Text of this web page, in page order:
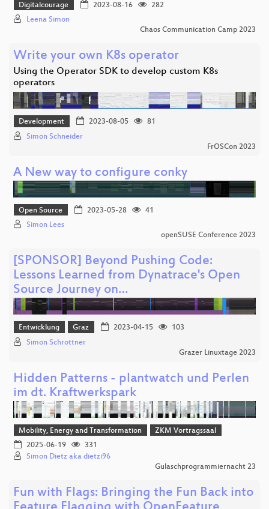
Digitalcourage 2023-08-16
282
Leena Simon
Chaos Communication Camp 2023
Write your own K8s operator
Using the Operator SDK to develop custom K8s
operators
Development 2023-08-05
81
Simon Schneider
FrOSCon 2023
A New way to configure conky
Open Source 2023-05-28
41
Simon Lees
openSUSE Conference 2023
[SPONSOR] Beyond Pushing Code:
Lessons Learned from Dynatrace's Open
Source Journey on…
Entwicklung Graz 2023-04-15
103
Simon Schrottner
Grazer Linuxtage 2023
Hidden Patterns - plantwatch und Perlen
im dt. Kraftwerkspark
Mobility, Energy and Transformation
ZKM Vortragssaal
2025-06-19
331
Simon Dietz aka dietzi96
Gulaschprogrammiernacht 23
Fun with Flags: Bringing the Fun Back into